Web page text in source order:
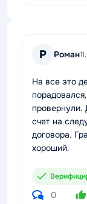
Р Роман
На все это
провернули.
счет на
договора.
хороший.
0